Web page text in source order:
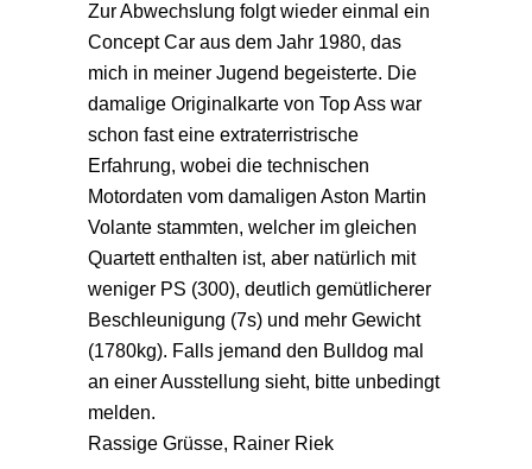
Zur Abwechslung folgt wieder einmal ein
Concept Car aus dem Jahr 1980, das
mich in meiner Jugend begeisterte. Die
damalige Originalkarte von Top Ass war
schon fast eine extraterristrische
Erfahrung, wobei die technischen
Motordaten vom damaligen Aston Martin
Volante stammten, welcher im gleichen
Quartett enthalten ist, aber natürlich mit
weniger PS (300), deutlich gemütlicherer
Beschleunigung (7s) und mehr Gewicht
(1780kg). Falls jemand den Bulldog mal
an einer Ausstellung sieht, bitte unbedingt
melden.
Rassige Grüsse, Rainer Riek